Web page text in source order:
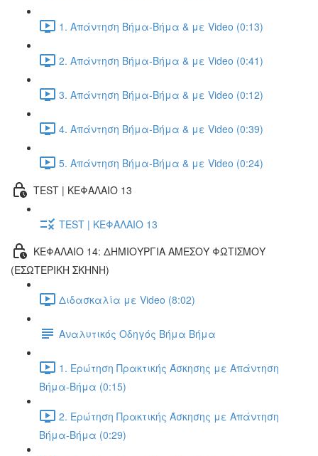
1. Απάντηση Βήμα-Βήμα & με Video (0:13)
2. Απάντηση Βήμα-Βήμα & με Video (0:41)
3. Απάντηση Βήμα-Βήμα & με Video (0:12)
4. Απάντηση Βήμα-Βήμα & με Video (0:39)
5. Απάντηση Βήμα-Βήμα & με Video (0:24)
TEST | ΚΕΦΑΛΑΙΟ 13
TEST | ΚΕΦΑΛΑΙΟ 13
ΚΕΦΑΛΑΙΟ 14: ΔΗΜΙΟΥΡΓΙΑ ΑΜΕΣΟΥ ΦΩΤΙΣΜΟΥ
(ΕΣΩΤΕΡΙΚΗ ΣΚΗΝΗ)
Διδασκαλία με Video (8:02)
Αναλυτικός Οδηγός Βήμα Βήμα
1. Ερώτηση Πρακτικής Άσκησης με Απάντηση
Βήμα-Βήμα (0:15)
2. Ερώτηση Πρακτικής Άσκησης με Απάντηση
Βήμα-Βήμα (0:29)